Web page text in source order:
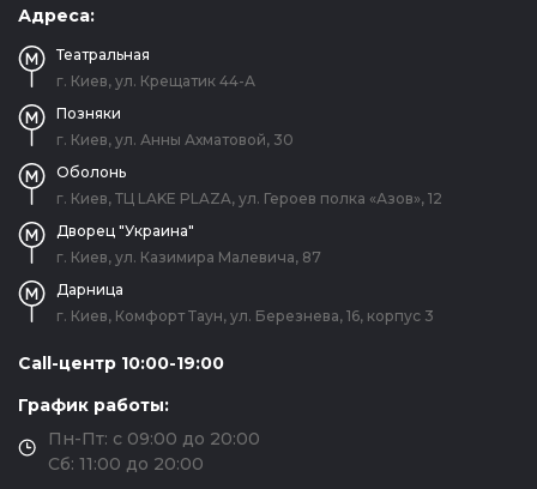
Адреса:
Театральная
г. Киев, ул. Крещатик 44-А
Позняки
г. Киев, ул. Анны Ахматовой, 30
Оболонь
г. Киев, ТЦ LAKE PLAZA, ул. Героев полка «Азов», 12
Дворец "Украина"
г. Киев, ул. Казимира Малевича, 87
Дарница
г. Киев, Комфорт Таун, ул. Березнева, 16, корпус 3
Call-центр 10:00-19:00
График работы:
Пн-Пт: с 09:00 до 20:00
Сб: 11:00 до 20:00